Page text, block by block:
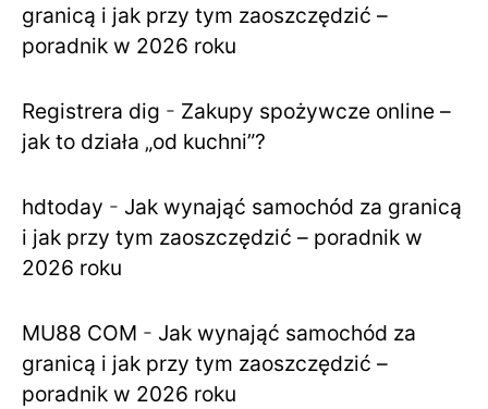
granicą i jak przy tym zaoszczędzić –
poradnik w 2026 roku
Registrera dig - Zakupy spożywcze online –
jak to działa „od kuchni”?
hdtoday - Jak wynająć samochód za granicą
i jak przy tym zaoszczędzić – poradnik w
2026 roku
MU88 COM - Jak wynająć samochód za
granicą i jak przy tym zaoszczędzić –
poradnik w 2026 roku